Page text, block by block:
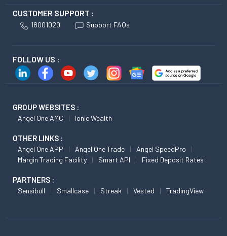
CUSTOMER SUPPORT :
18001020 Support FAQs
FOLLOW US :
GROUP WEBSITES :
Angel One AMC Ionic Wealth
OTHER LINKS :
Angel One APP Angel One Trade
Angel SpeedPro
Margin Trading Facility
Smart API Fixed Deposit Rates
PARTNERS :
Sensibull Smallcase Streak Vested TradingView